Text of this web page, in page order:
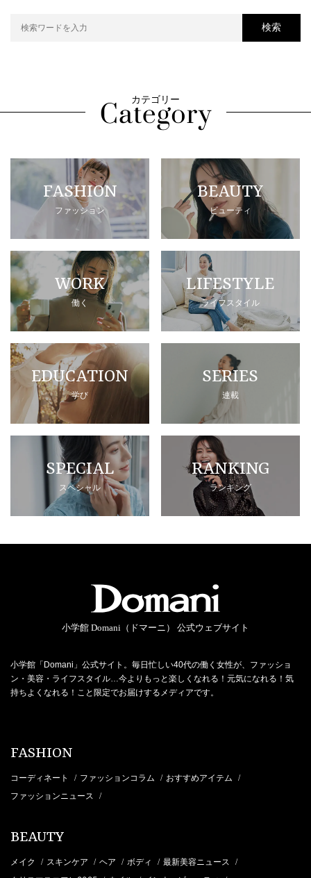
検索
カテゴリー
FASHION
ファッション
BEAUTY
ビューティ
WORK
働く
LIFESTYLE
ライフスタイル
EDUCATION
学び
SERIES
連載
SPECIAL
スペシャル
RANKING
ランキング
小学館 Domani（ドマーニ） 公式ウェブサイト
小学館「Domani」公式サイト。毎日忙しい40代の働く女性が、ファッショ
ン・美容・ライフスタイル…今よりもっと楽しくなれる！元気になれる！気
持ちよくなれる！こと限定でお届けするメディアです。
FASHION
コーディネート / ファッションコラム / おすすめアイテム /
ファッションニュース /
BEAUTY
メイク / スキンケア / ヘア / ボディ / 最新美容ニュース /